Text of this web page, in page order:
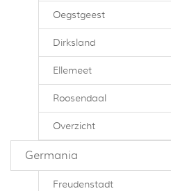
Oegstgeest
Dirksland
Ellemeet
Roosendaal
Overzicht
Germania
Freudenstadt